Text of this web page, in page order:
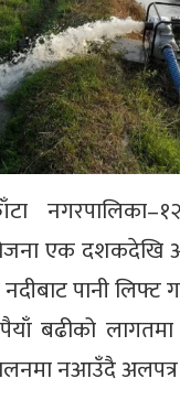
एक दशकदेखि
पानी लिफ्ट
बढीको लागतमा
नआउँदै अलपत्र